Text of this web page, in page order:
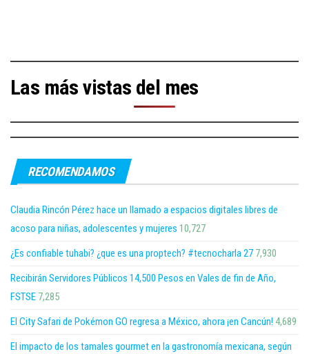
Las más vistas del mes
RECOMENDAMOS
Claudia Rincón Pérez hace un llamado a espacios digitales libres de
acoso para niñas, adolescentes y mujeres 10,727
¿Es confiable tuhabi? ¿que es una proptech? #tecnocharla 27 7,930
Recibirán Servidores Públicos 14,500 Pesos en Vales de fin de Año,
FSTSE 7,285
El City Safari de Pokémon GO regresa a México, ahora ¡en Cancún! 4,689
El impacto de los tamales gourmet en la gastronomía mexicana, según